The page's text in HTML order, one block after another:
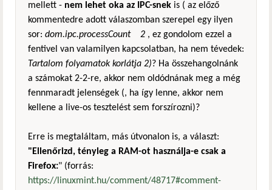
mellett - nem lehet oka az IPC-snek is ( az előző
kommentedre adott válaszomban szerepel egy ilyen
sor: dom.ipc.processCount 2 , ez gondolom ezzel a
fentivel van valamilyen kapcsolatban, ha nem tévedek:
Tartalom folyamatok korlátja 2)? Ha összehangolnánk
a számokat 2-2-re, akkor nem oldódnának meg a még
fennmaradt jelenségek (, ha így lenne, akkor nem
kellene a live-os tesztelést sem forszírozni)?
Erre is megtaláltam, más útvonalon is, a választ:
"Ellenőrizd, tényleg a RAM-ot használja-e csak a
Firefox:" (forrás:
https://linuxmint.hu/comment/48717#comment-